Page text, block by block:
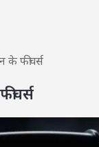
के फीचर्स